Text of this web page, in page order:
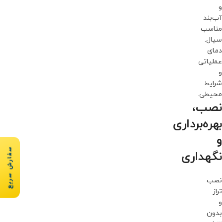
و
آب‌بند
مناسب
سیال.
دمای
عملیاتی
و
شرایط
محیطی.
نصب،
بهره‌برداری
و
نگهداری
نصب
تراز
و
بدون
سفارش سریع